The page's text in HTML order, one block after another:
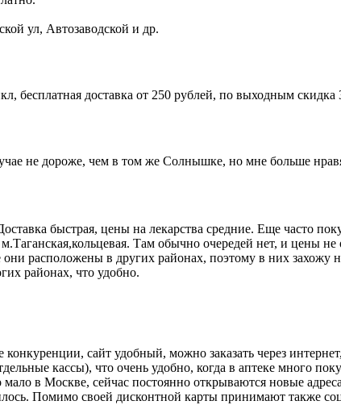
ул, Автозаводской и др.
бесплатная доставка от 250 рублей, по выходным
не дороже, чем в том же Солнышке, но мне больше
быстрая, цены на лекарства средние. Еще часто
Там обычно очередей нет, и цены не
расположены в других районах, поэтому в них захожу
районах, что удобно.
сайт удобный, можно заказать через интернет,
кассы), что очень удобно, когда в аптеке много
в Москве, сейчас постоянно открываются новые
Помимо своей дисконтной карты принимают также